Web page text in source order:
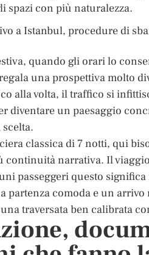
spazi con più naturalezza.
a Istanbul, procedure di
quando gli orari lo
una prospettiva molto
alla volta, il traffico si
diventare un paesaggio
classica di 7 notti, qui
continuità narrativa. Il
passeggeri questo
partenza comoda e un
traversata ben calibrata